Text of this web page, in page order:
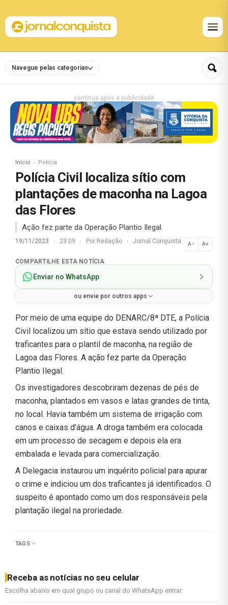
Navegue pelas categorias
continua após a publicidade
Início Polícia
Polícia Civil localiza sítio com
plantações de maconha na Lagoa
das Flores
Ação fez parte da Operação Plantio Ilegal.
19/11/2023 · 23:09 · Por Redação · Jornal Conquista A− A+
Normal
COMPARTILHE ESTA NOTÍCIA
Enviar no WhatsApp
ou envie por outros apps
Por meio de uma equipe do DENARC/8ª DTE, a Polícia
Civil localizou um sítio que estava sendo utilizado por
traficantes para o plantil de maconha, na região de
Lagoa das Flores. A ação fez parte da Operação
Plantio Ilegal.
Os investigadores descobriram dezenas de pés de
maconha, plantados em vasos e latas grandes de tinta,
no local. Havia também um sistema de irrigação com
canos e caixas d’água. A droga também era colocada
em um processo de secagem e depois ela era
embalada e levada para comercialização.
A Delegacia instaurou um inquérito policial para apurar
o crime e indiciou um dos traficantes já identificados. O
suspeito é apontado como um dos responsáveis pela
plantação ilegal na proriedade.
TAGS
Receba as notícias no seu celular
Escolha abaixo em qual grupo ou canal do WhatsApp entrar: